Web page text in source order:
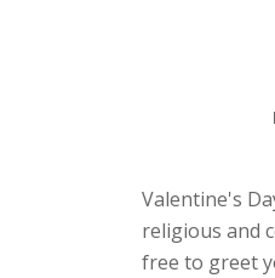
Valentine's
religious and
free to greet